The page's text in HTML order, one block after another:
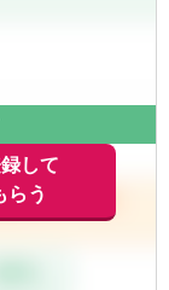
して
らう